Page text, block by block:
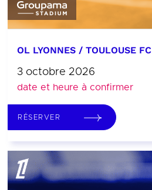
OL LYONNES / TOULOUSE FC
3 octobre 2026
date et heure à confirmer
RÉSERVER